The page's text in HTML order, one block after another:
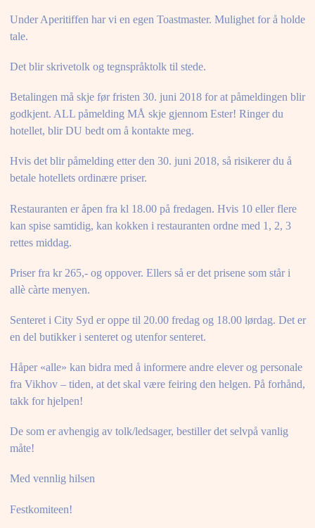
Under Aperitiffen har vi en egen Toastmaster. Mulighet for å holde
tale.
Det blir skrivetolk og tegnspråktolk til stede.
Betalingen må skje før fristen 30. juni 2018 for at påmeldingen blir
godkjent. ALL påmelding MÅ skje gjennom Ester! Ringer du
hotellet, blir DU bedt om å kontakte meg.
Hvis det blir påmelding etter den 30. juni 2018, så risikerer du å
betale hotellets ordinære priser.
Restauranten er åpen fra kl 18.00 på fredagen. Hvis 10 eller flere
kan spise samtidig, kan kokken i restauranten ordne med 1, 2, 3
rettes middag.
Priser fra kr 265,- og oppover. Ellers så er det prisene som står i
allè càrte menyen.
Senteret i City Syd er oppe til 20.00 fredag og 18.00 lørdag. Det er
en del butikker i senteret og utenfor senteret.
Håper «alle» kan bidra med å informere andre elever og personale
fra Vikhov – tiden, at det skal være feiring den helgen. På forhånd,
takk for hjelpen!
De som er avhengig av tolk/ledsager, bestiller det selvpå vanlig
måte!
Med vennlig hilsen
Festkomiteen!